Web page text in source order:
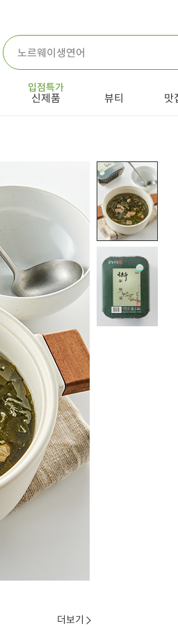
입점특가
신제품 뷰티 맛
더보기